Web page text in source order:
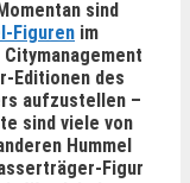
sind
Figuren im
Editionen des
aufzustellen –
sind viele von
Hummel
Figur